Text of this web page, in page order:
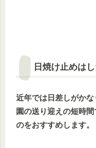
日焼け止めは
近年では日差しがか
園の送り迎えの短時
のをおすすめします。